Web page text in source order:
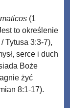
(1
to określenie
Tytusa 3:3-7),
serce i duch
Boże
żyć
8:1-17).